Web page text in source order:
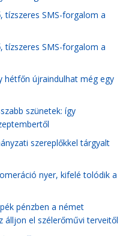
tízszeres SMS-forgalom a
tízszeres SMS-forgalom a
hétfőn újraindulhat még egy
szünetek: így
szereplőkkel tárgyalt
nyer, kifelé tolódik a
pénzben a német
álljon el szélerőművi terveitől